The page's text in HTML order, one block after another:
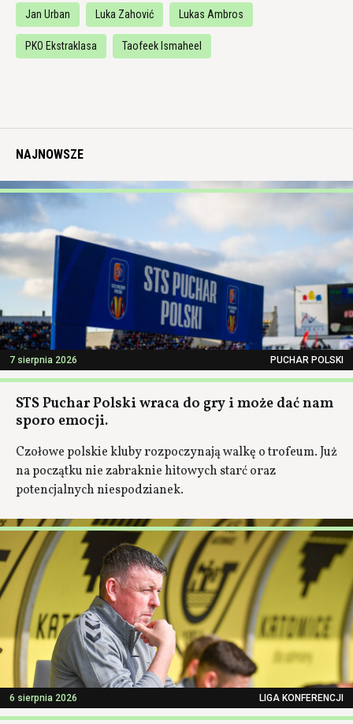
Jan Urban Luka Zahović Lukas Ambros
PKO Ekstraklasa Taofeek Ismaheel
NAJNOWSZE
7 sierpnia 2026 PUCHAR POLSKI
STS Puchar Polski wraca do gry i może dać nam
sporo emocji.
Czołowe polskie kluby rozpoczynają walkę o trofeum. Już
na początku nie zabraknie hitowych starć oraz
potencjalnych niespodzianek.
6 sierpnia 2026 LIGA KONFERENCJI